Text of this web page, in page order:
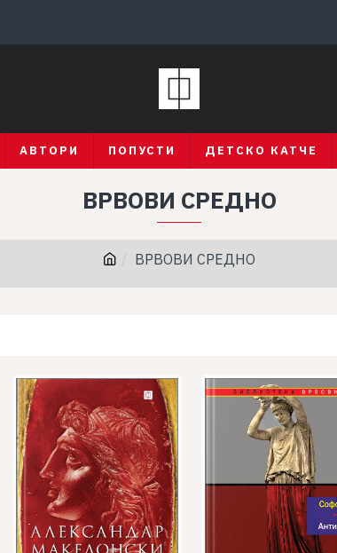
АВТОРИ ПОПУСТИ ДЕТСКО КАТЧЕ
ВРВОВИ СРЕДНО
ВРВОВИ СРЕДНО